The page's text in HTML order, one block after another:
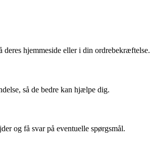
deres hjemmeside eller i din ordrebekræftelse.
så de bedre kan hjælpe dig.
og få svar på eventuelle spørgsmål.